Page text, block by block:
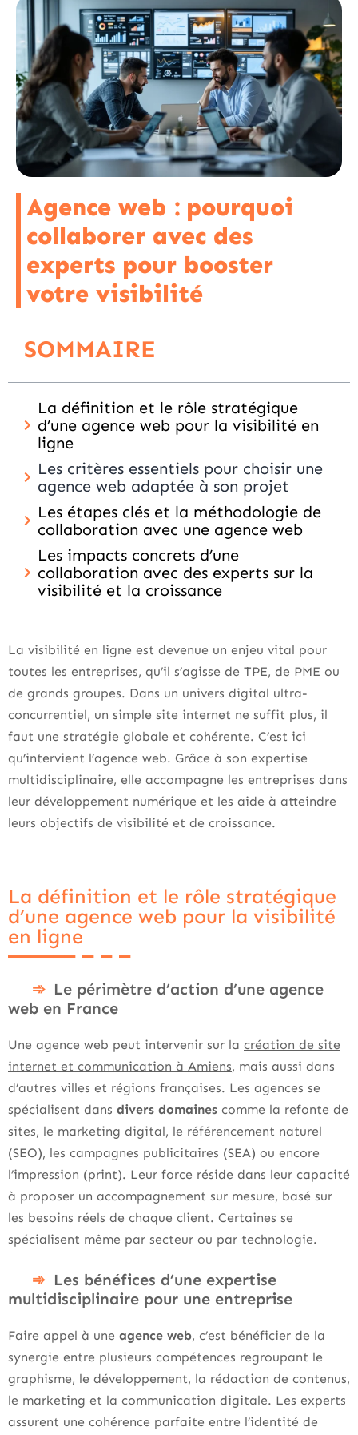
Agence web : pourquoi
collaborer avec des
experts pour booster
votre visibilité
SOMMAIRE
La définition et le rôle stratégique
d’une agence web pour la visibilité en
ligne
Les critères essentiels pour choisir une
agence web adaptée à son projet
Les étapes clés et la méthodologie de
collaboration avec une agence web
Les impacts concrets d’une
collaboration avec des experts sur la
visibilité et la croissance
La visibilité en ligne est devenue un enjeu vital pour
toutes les entreprises, qu’il s’agisse de TPE, de PME ou
de grands groupes. Dans un univers digital ultra-
concurrentiel, un simple site internet ne suffit plus, il
faut une stratégie globale et cohérente. C’est ici
qu’intervient l’agence web. Grâce à son expertise
multidisciplinaire, elle accompagne les entreprises dans
leur développement numérique et les aide à atteindre
leurs objectifs de visibilité et de croissance.
La définition et le rôle stratégique
d’une agence web pour la visibilité
en ligne
Le périmètre d’action d’une agence
web en France
Une agence web peut intervenir sur la création de site
internet et communication à Amiens, mais aussi dans
d’autres villes et régions françaises. Les agences se
spécialisent dans divers domaines comme la refonte de
sites, le marketing digital, le référencement naturel
(SEO), les campagnes publicitaires (SEA) ou encore
l’impression (print). Leur force réside dans leur capacité
à proposer un accompagnement sur mesure, basé sur
les besoins réels de chaque client. Certaines se
spécialisent même par secteur ou par technologie.
Les bénéfices d’une expertise
multidisciplinaire pour une entreprise
Faire appel à une agence web, c’est bénéficier de la
synergie entre plusieurs compétences regroupant le
graphisme, le développement, la rédaction de contenus,
le marketing et la communication digitale. Les experts
assurent une cohérence parfaite entre l’identité de